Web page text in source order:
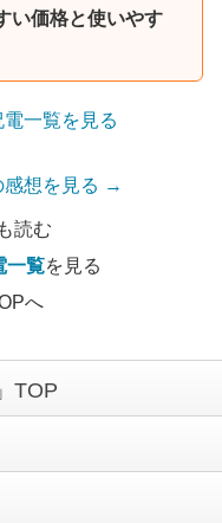
い価格と使いやす
一覧を見る
感想を見る →
も読む
一覧を見る
へ
TOP